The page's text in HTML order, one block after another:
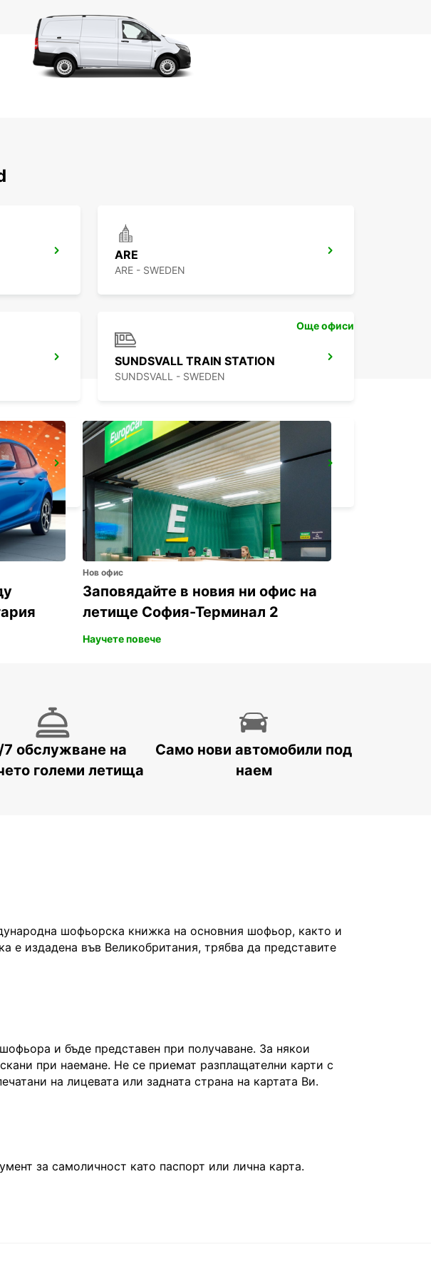
ARE
ARE - SWEDEN
SUNDSVALL TRAIN STATION
SUNDSVALL - SWEDEN
HUDIKSVALL
HUDIKSVALL - SWEDEN
Още офиси
Нов офис
Заповядайте в новия ни офис на
летище София-Терминал 2
Научете повече
обслужване на
големи летища
Само нови автомобили под
наем
шофьорска книжка на основния шофьор, както и
издадена във Великобритания, трябва да представите
и бъде представен при получаване. За някои
при наемане. Не се приемат разплащателни карти с
на лицевата или задната страна на картата Ви.
за самоличност като паспорт или лична карта.